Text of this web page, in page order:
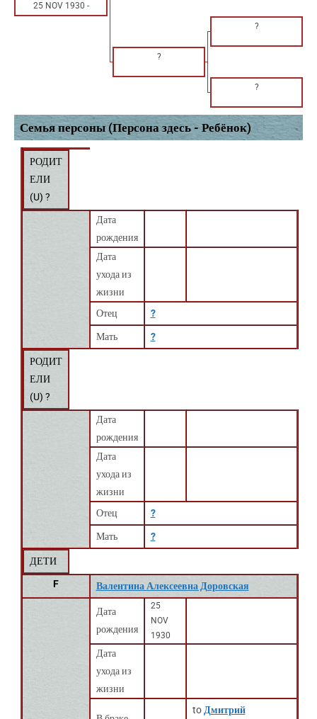
25 NOV 1930 -
?
?
?
Семья персоны (Персона здесь - Ребёнок)
РОДИТ
ЕЛИ
(U) ?
Дата
рождения
Дата
ухода из
жизни
Отец
?
Мать ?
РОДИТ
ЕЛИ
(U) ?
Дата
рождения
Дата
ухода из
жизни
Отец
?
Мать ?
ДЕТИ
F
Валентина Алексеевна Доровская
Дата
рождения
25
NOV
1930
Дата
ухода из
жизни
to Дмитрий